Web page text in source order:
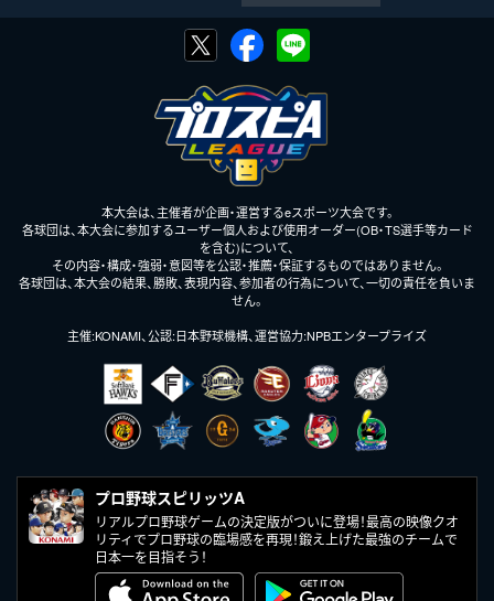
本大会は、主催者が企画・運営するeスポーツ大会です。
各球団は、本大会に参加するユーザー個人および使用オーダー(OB・TS選手等カード
を含む)について、
その内容・構成・強弱・意図等を公認・推薦・保証するものではありません。
各球団は、本大会の結果、勝敗、表現内容、参加者の行為について、一切の責任を負いま
せん。
主催:KONAMI、公認:日本野球機構、運営協力:NPBエンタープライズ
プロ野球スピリッツA
リアルプロ野球ゲームの決定版がついに登場！最高の映像クオ
リティでプロ野球の臨場感を再現！鍛え上げた最強のチームで
日本一を目指そう！